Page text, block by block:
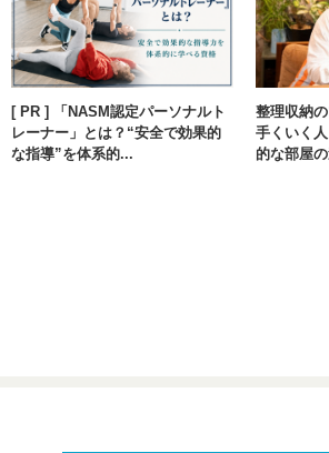
[ PR ] 「NASM認定パーソナルト
レーナー」とは？“安全で効果的
な指導”を体系的...
整理収納
手くいく
的な部屋